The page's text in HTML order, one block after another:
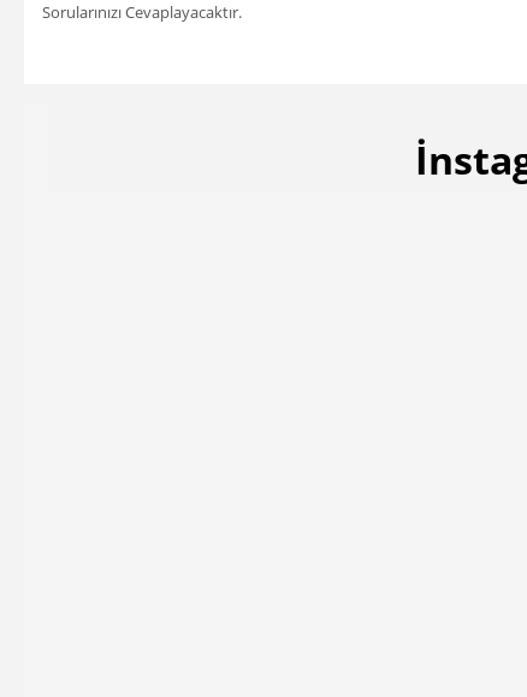
Sorularınızı Cevaplayacaktır.